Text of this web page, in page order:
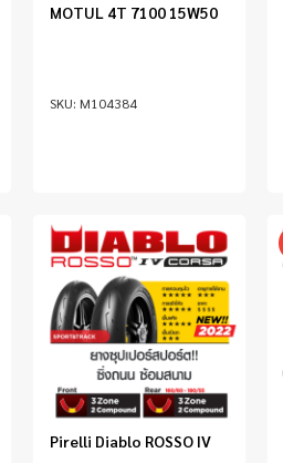
M104384
MOTUL 4T 7100 15W50
Pirelli Diablo ROSSO IV